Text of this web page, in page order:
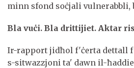
minn sfond soċjali
Bla vuċi. Bla drittijiet. Aktar
Ir-rapport jidħol f'ċerta dettall
s-sitwazzjoni ta' dawn il-